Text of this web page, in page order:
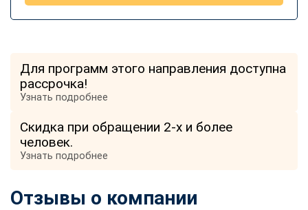
Для программ этого направления доступна
рассрочка!
Узнать подробнее
Скидка при обращении 2-х и более
человек.
Узнать подробнее
Отзывы о компании